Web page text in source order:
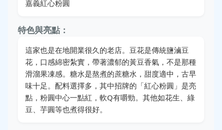
嘉義紅心粉圓
特色與亮點：
這家也是在地開業很久的老店。豆花是傳統鹽滷豆
花，口感綿密紮實，帶著濃郁的黃豆香氣，不是那種
滑溜果凍感。糖水是熬煮的蔗糖水，甜度適中，古早
味十足。配料選擇多，其中招牌的「紅心粉圓」是亮
點，粉圓中心一點紅，軟Q有嚼勁。其他如花生、綠
豆、芋圓等也煮得很好。